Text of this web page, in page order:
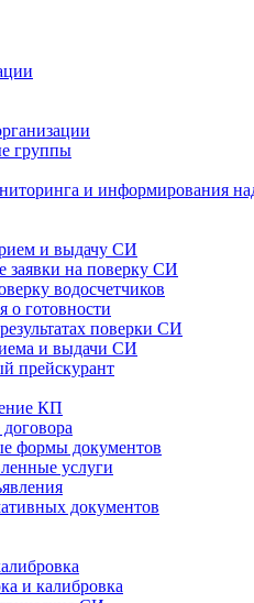
группы
и информирования
и выдачу СИ
заявки на поверку СИ
водосчетчиков
о готовности
поверки СИ
и выдачи СИ
прейскурант
КП
формы документов
услуги
документов
и калибровка